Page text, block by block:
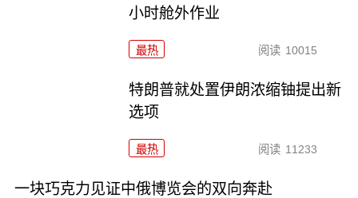
小时舱外作业
最热 阅读 10015
特朗普就处置伊朗浓缩铀提出新
选项
最热 阅读 11233
一块巧克力见证中俄博览会的双向奔赴